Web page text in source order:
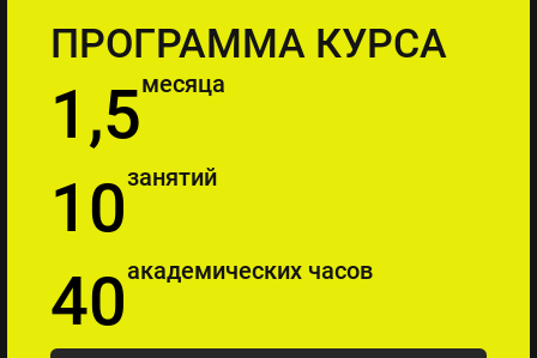
ПРОГРАММА КУРСА
1,5месяца
10занятий
40академических часов